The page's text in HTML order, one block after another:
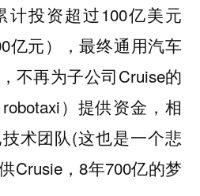
计投资超过100亿美元
亿元），最终通用汽车
不再为子公司Cruise的
）提供资金，相
术团队(这也是一个悲
Crusie，8年700亿的梦